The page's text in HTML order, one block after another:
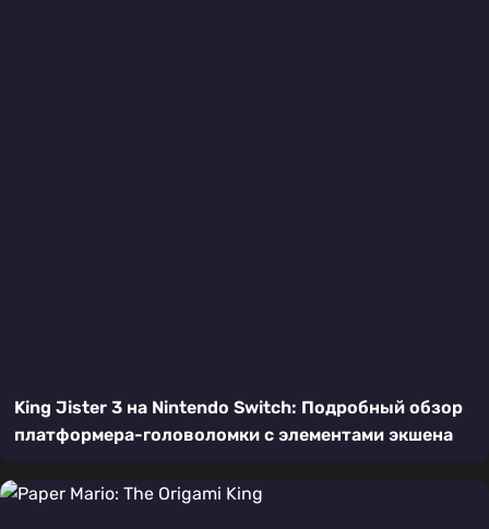
King Jister 3 на Nintendo Switch: Подробный обзор
платформера-головоломки с элементами экшена